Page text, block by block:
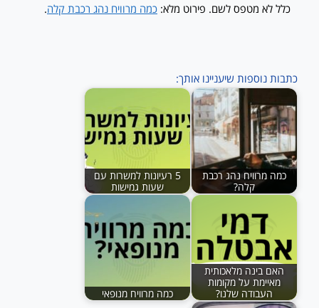
כלל לא מטפס לשם. פירוט מלא: כמה מרוויח נהג רכבת קלה.
כתבות נוספות שיעניינו אותך:
כמה מרוויח נהג רכבת
קלה?
5 רעיונות למשרות עם
שעות גמישות
האם בינה מלאכותית
מאיימת על מקומות
העבודה שלנו?
כמה מרוויח מנופאי